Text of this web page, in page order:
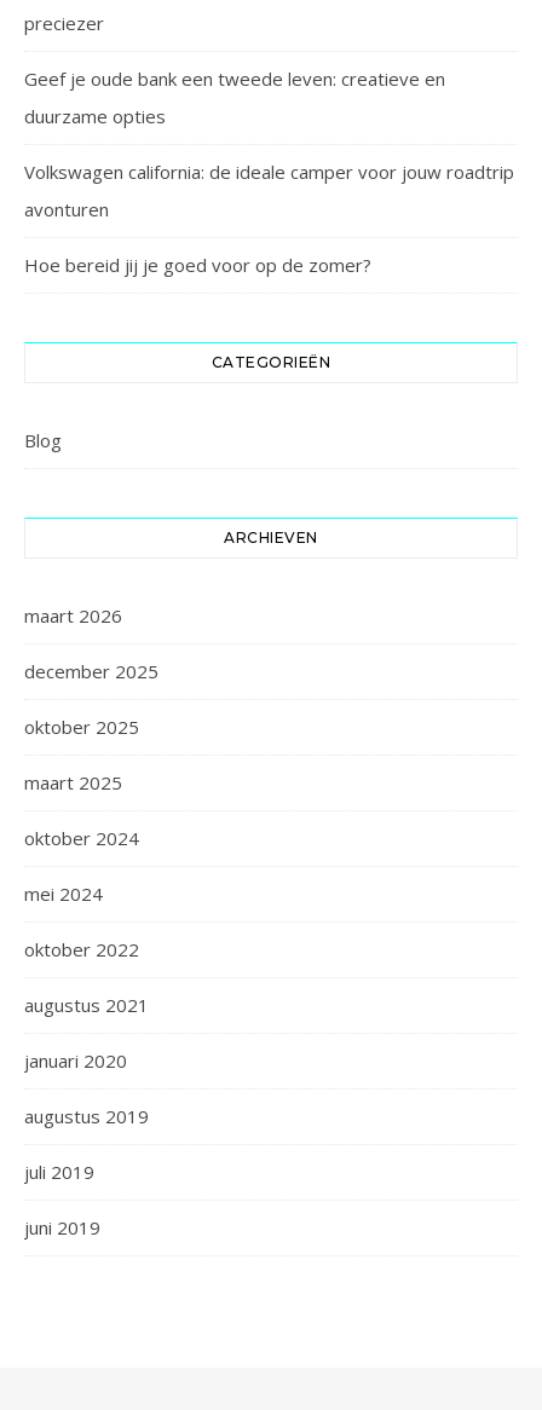
preciezer
Geef je oude bank een tweede leven: creatieve en
duurzame opties
Volkswagen california: de ideale camper voor jouw roadtrip
avonturen
Hoe bereid jij je goed voor op de zomer?
CATEGORIEËN
Blog
ARCHIEVEN
maart 2026
december 2025
oktober 2025
maart 2025
oktober 2024
mei 2024
oktober 2022
augustus 2021
januari 2020
augustus 2019
juli 2019
juni 2019